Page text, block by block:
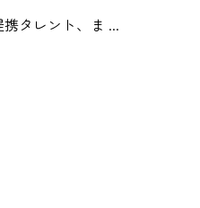
タレント、ま ...